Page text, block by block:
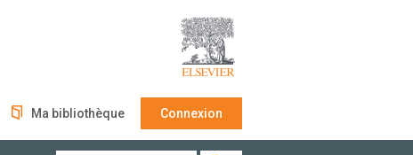
Ma bibliothèque Connexion